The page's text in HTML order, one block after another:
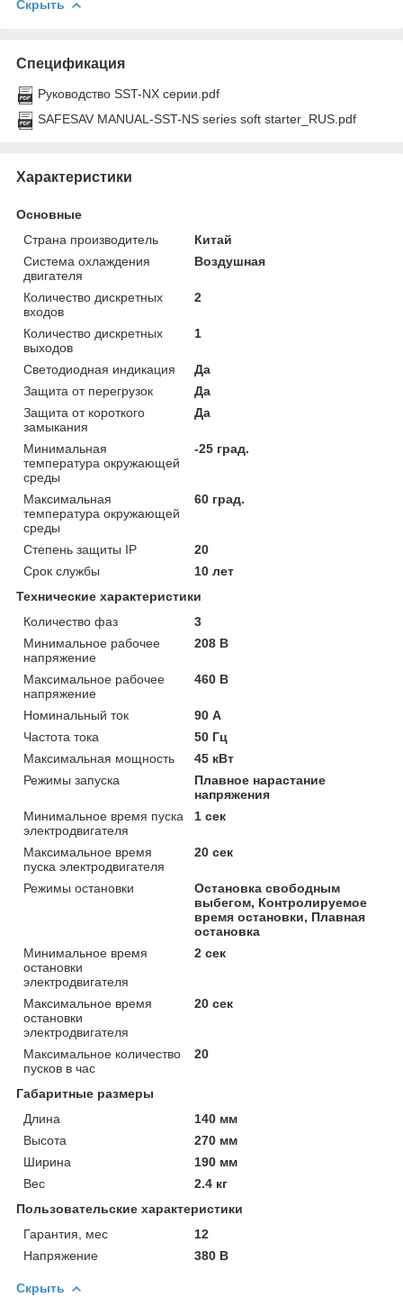
Скрыть
Спецификация
Руководство SST-NX серии.pdf
SAFESAV MANUAL-SST-NS series soft starter_RUS.pdf
Характеристики
Основные
Страна производитель
Китай
Система охлаждения
двигателя
Воздушная
Количество дискретных
входов
2
Количество дискретных
выходов
1
Светодиодная индикация
Да
Защита от перегрузок
Да
Защита от короткого
замыкания
Да
Минимальная
температура окружающей
среды
-25 град.
Максимальная
температура окружающей
среды
60 град.
Степень защиты IP
20
Срок службы
10 лет
Технические характеристики
Количество фаз
3
Минимальное рабочее
напряжение
208 В
Максимальное рабочее
напряжение
460 В
Номинальный ток
90 А
Частота тока
50 Гц
Максимальная мощность
45 кВт
Режимы запуска
Плавное нарастание
напряжения
Минимальное время пуска
электродвигателя
1 сек
Максимальное время
пуска электродвигателя
20 сек
Режимы остановки
Остановка свободным
выбегом, Контролируемое
время остановки, Плавная
остановка
Минимальное время
остановки
электродвигателя
2 сек
Максимальное время
остановки
электродвигателя
20 сек
Максимальное количество
пусков в час
20
Габаритные размеры
Длина
140 мм
Высота
270 мм
Ширина
190 мм
Вес
2.4 кг
Пользовательские характеристики
Гарантия, мес
12
Напряжение
380 В
Скрыть